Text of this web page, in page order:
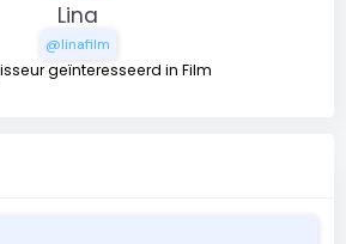
Lina
@linafilm
geïnteresseerd in Film